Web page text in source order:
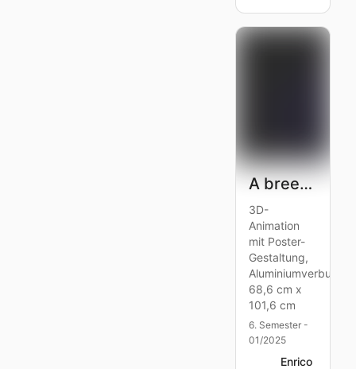
A breeze of Nature
3D-
Animation
mit Poster-
Gestaltung,
68,6 cm x
101,6 cm
6. Semester -
01/2025
Enrico